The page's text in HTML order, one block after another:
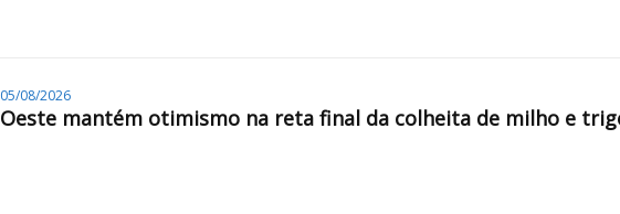
05/08/2026
Oeste mantém otimismo na reta final da colheita de milho e